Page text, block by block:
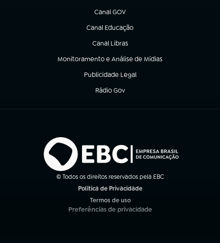
Canal GOV
(abre em nova aba)
Canal Educação
(abre em nova aba)
Canal Libras
(abre em nova aba)
Monitoramento e Análise de Mídias
(abre em nova aba)
Publicidade Legal
(abre em nova aba)
Rádio Gov
(abre em nova aba)
© Todos os direitos reservados pela EBC
Política de Privacidade
Termos de uso
(abre em nova aba)
Preferências de privacidade